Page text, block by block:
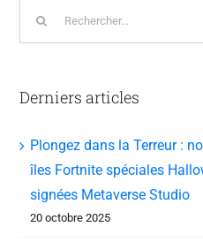
Rechercher:
Derniers articles
Plongez dans la Terreur :
îles Fortnite spéciales
signées Metaverse Studio
20 octobre 2025